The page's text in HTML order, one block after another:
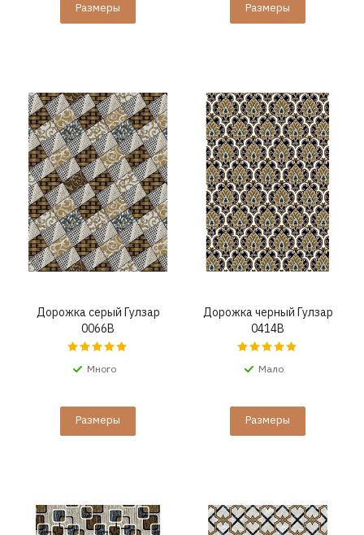
Размеры Размеры
Дорожка серый Гулзар
0066B
Много
Размеры
Дорожка черный Гулзар
0414B
Мало
Размеры